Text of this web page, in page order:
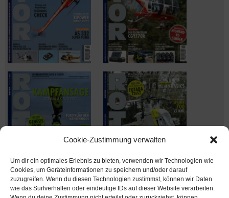
Cookie-Zustimmung verwalten
Um dir ein optimales Erlebnis zu bieten, verwenden wir Technologien wie
Cookies, um Geräteinformationen zu speichern und/oder darauf
zuzugreifen. Wenn du diesen Technologien zustimmst, können wir Daten
wie das Surfverhalten oder eindeutige IDs auf dieser Website verarbeiten.